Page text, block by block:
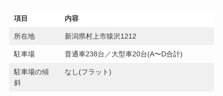
項目 内容
所在地 新潟県村上市猿沢1212
駐車場 普通車238台／大型車20台(A〜D合計)
駐車場の傾
斜
なし(フラット)